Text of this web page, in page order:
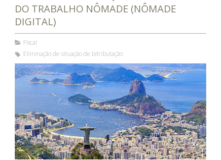
DO TRABALHO NÔMADE (NÔMADE
DIGITAL)
Fiscal
Eliminação de situação de bitributação